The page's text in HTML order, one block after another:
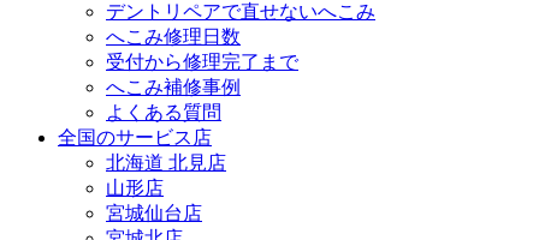
デントリペアで直せないへこみ
へこみ修理日数
受付から修理完了まで
へこみ補修事例
よくある質問
全国のサービス店
北海道 北見店
山形店
宮城仙台店